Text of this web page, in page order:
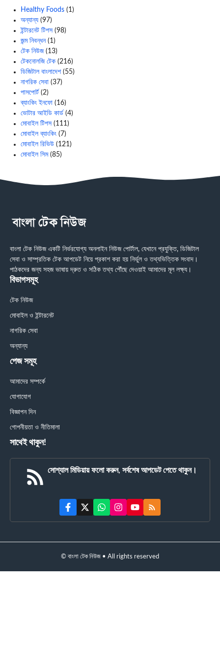
Healthy Foods (1)
অন্যান্য (97)
ইন্টারনেট টিপস (98)
জন্ম নিবন্ধন(1)
টেক নিউজ(13)
টেকনোলজি টেক (216)
ডিজিটাল বাংলাদেশ(55)
নাগরিক সেবা (37)
পাসপোর্ট (2)
ব্যাংকিং ইনফো (16)
ভোটার আইডি কার্ড (4)
মোবাইল টিপস (111)
মোবাইল ব্যাংকিং (7)
মোবাইল রিভিউ (121)
মোবাইল সিম(85)
বাংলা টেক নিউজ একটি নির্ভরযোগ্য অনলাইন নিউজ পোর্টাল, যেখানে প্রযুক্তি, ডিজিটাল
সেবা ও সাম্প্রতিক টেক আপডেট নিয়ে প্রকাশ করা হয় নির্ভুল ও তথ্যভিত্তিক সংবাদ।
পাঠকদের জন্য সহজ ভাষায় দ্রুত ও সঠিক তথ্য পৌঁছে দেওয়াই আমাদের মূল লক্ষ্য।
বিভাগসমূহ
টেক নিউজ
মোবাইল ও ইন্টারনেট
নাগরিক সেবা
অন্যান্য
পেজ সমূহ
আমাদের সম্পর্কে
যোগাযোগ
বিজ্ঞাপন দিন
গোপনীয়তা ও নীতিমালা
সাথেই থাকুন!
সোশ্যাল মিডিয়ায় ফলো করুন, সর্বশেষ আপডেট পেতে থাকুন।
© বাংলা টেক নিউজ • All rights reserved